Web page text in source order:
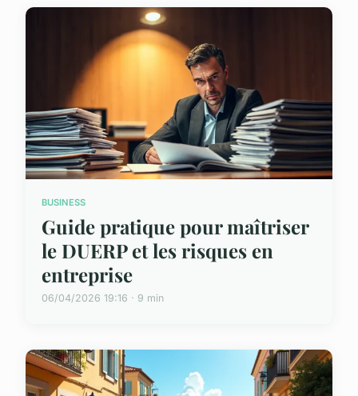
BUSINESS
Guide pratique pour maîtriser
le DUERP et les risques en
entreprise
06/04/2026 19:16 · 9 min